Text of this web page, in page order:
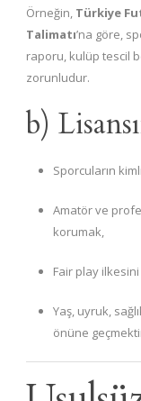
Örneğin, Türkiye
Talimatı’na göre,
raporu, kulüp tescil
zorunludur.
b)
Sporcuların
Amatör ve
korumak,
Fair play
Yaş, uyruk,
önüne